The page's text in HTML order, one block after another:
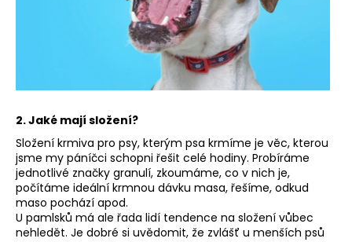
2. Jaké mají složení?
Složení krmiva pro psy, kterým psa krmíme je věc, kterou
jsme my páníčci schopni řešit celé hodiny. Probíráme
jednotlivé značky granulí, zkoumáme, co v nich je,
počítáme ideální krmnou dávku masa, řešíme, odkud
maso pochází apod.
U pamlsků má ale řada lidí tendence na složení vůbec
nehledět. Je dobré si uvědomit, že zvlášť u menších psů